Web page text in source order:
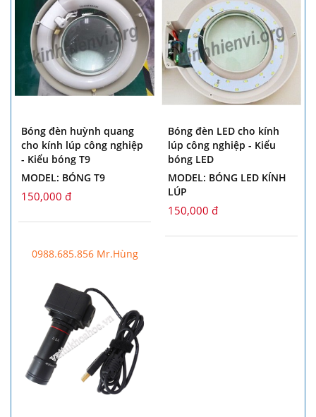
Bóng đèn huỳnh quang
cho kính lúp công nghiệp
- Kiểu bóng T9
MODEL: BÓNG T9
150,000 đ
Bóng đèn LED cho kính
lúp công nghiệp - Kiểu
bóng LED
MODEL: BÓNG LED KÍNH
LÚP
150,000 đ
0988.685.856 Mr.Hùng